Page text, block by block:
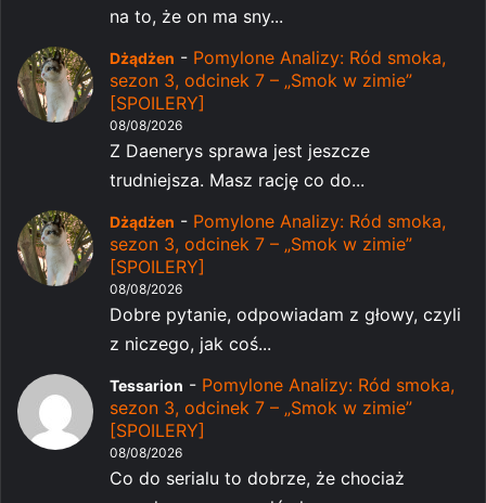
na to, że on ma sny...
Dżądżen - Pomylone Analizy: Ród smoka,
sezon 3, odcinek 7 – „Smok w zimie”
[SPOILERY]
08/08/2026
Z Daenerys sprawa jest jeszcze
trudniejsza. Masz rację co do...
Dżądżen - Pomylone Analizy: Ród smoka,
sezon 3, odcinek 7 – „Smok w zimie”
[SPOILERY]
08/08/2026
Dobre pytanie, odpowiadam z głowy, czyli
z niczego, jak coś...
Tessarion - Pomylone Analizy: Ród smoka,
sezon 3, odcinek 7 – „Smok w zimie”
[SPOILERY]
08/08/2026
Co do serialu to dobrze, że chociaż